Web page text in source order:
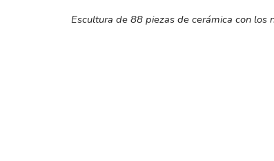
Escultura de 88 piezas de cerámica con